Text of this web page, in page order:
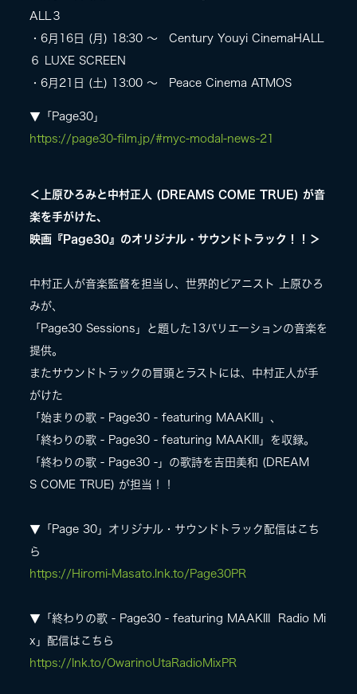
ALL３
・6月16日 (月) 18:30 〜 Century Youyi CinemaHALL
６ LUXE SCREEN
・6月21日 (土) 13:00 〜 Peace Cinema ATMOS
▼「Page30」
https://page30-film.jp/#myc-modal-news-21
＜上原ひろみと中村正人 (DREAMS COME TRUE) が音
楽を手がけた、
映画『Page30』のオリジナル・サウンドトラック！！＞
中村正人が音楽監督を担当し、世界的ピアニスト 上原ひろ
みが、
「Page30 Sessions」と題した13バリエーションの音楽を
提供。
またサウンドトラックの冒頭とラストには、中村正人が手
がけた
「始まりの歌 - Page30 - featuring MAAKIII」、
「終わりの歌 - Page30 - featuring MAAKIII」を収録。
「終わりの歌 - Page30 -」の歌詩を吉田美和 (DREAM
S COME TRUE) が担当！！
▼「Page 30」オリジナル・サウンドトラック配信はこち
ら
https://Hiromi-Masato.lnk.to/Page30PR
▼「終わりの歌 - Page30 - featuring MAAKIII Radio Mi
x」配信はこちら
https://lnk.to/OwarinoUtaRadioMixPR